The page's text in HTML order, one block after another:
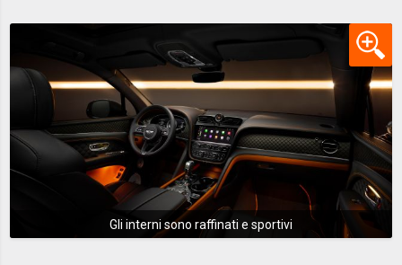
Gli interni sono raffinati e sportivi